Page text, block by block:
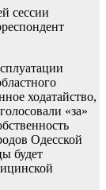
сессии
ходатайство,
«за»
Одесской
будет